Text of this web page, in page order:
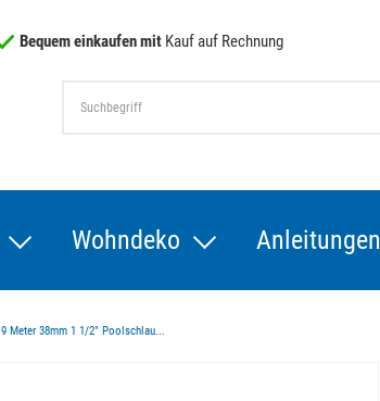
Bequem einkaufen mit Kauf auf Rechnung
Wohndeko Anleitungen
9 Meter 38mm 1 1/2" Poolschlau...